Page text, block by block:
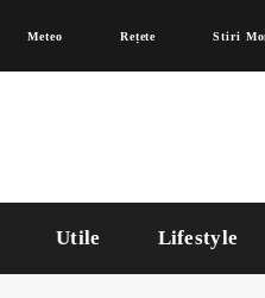
Meteo Rețete Stiri
Utile Lifestyle